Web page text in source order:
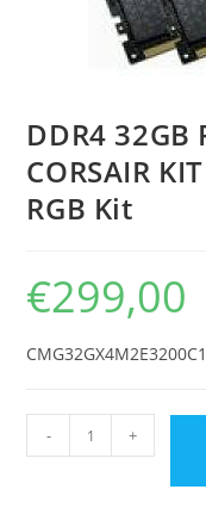
DDR4 32GB
CORSAIR
RGB Kit
€299,00
- +